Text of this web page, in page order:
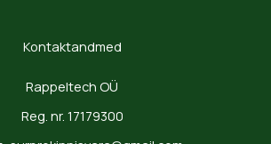
Kontaktandmed
Rappeltech OÜ
Reg. nr. 17179300